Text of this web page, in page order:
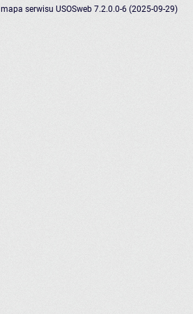
mapa serwisu USOSweb 7.2.0.0-6 (2025-09-29)